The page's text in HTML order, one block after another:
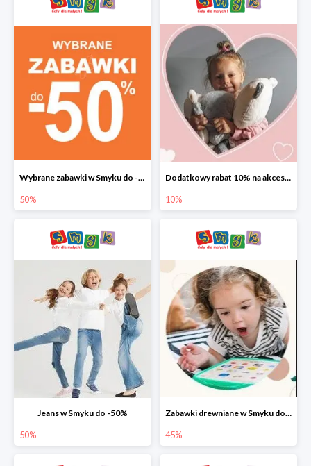
Wybrane zabawki w Smyku do -50%
50%
Dodatkowy rabat 10% na akcesoria dziecięce
10%
Jeans w Smyku do -50%
50%
Zabawki drewniane w Smyku do -45%
45%